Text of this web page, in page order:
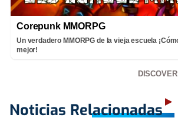
Corepunk MMORPG
Un verdadero MMORPG de la vieja escuela
mejor!
Noticias Relacionadas